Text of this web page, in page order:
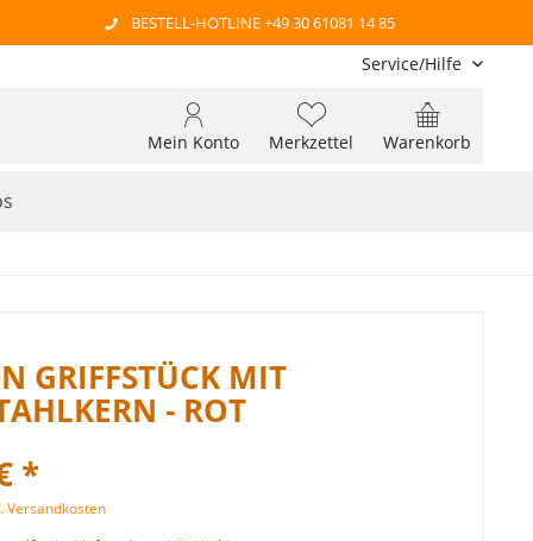
BESTELL-HOTLINE +49 30 61081 14 85
Service/Hilfe
Warenkorb
Merkzettel
Mein Konto
GRIFFSTÜCK MIT
- ROT
*
Versandkosten